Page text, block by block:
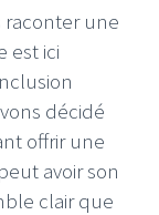
une
est ici
décidé
offrir une
avoir son
clair que